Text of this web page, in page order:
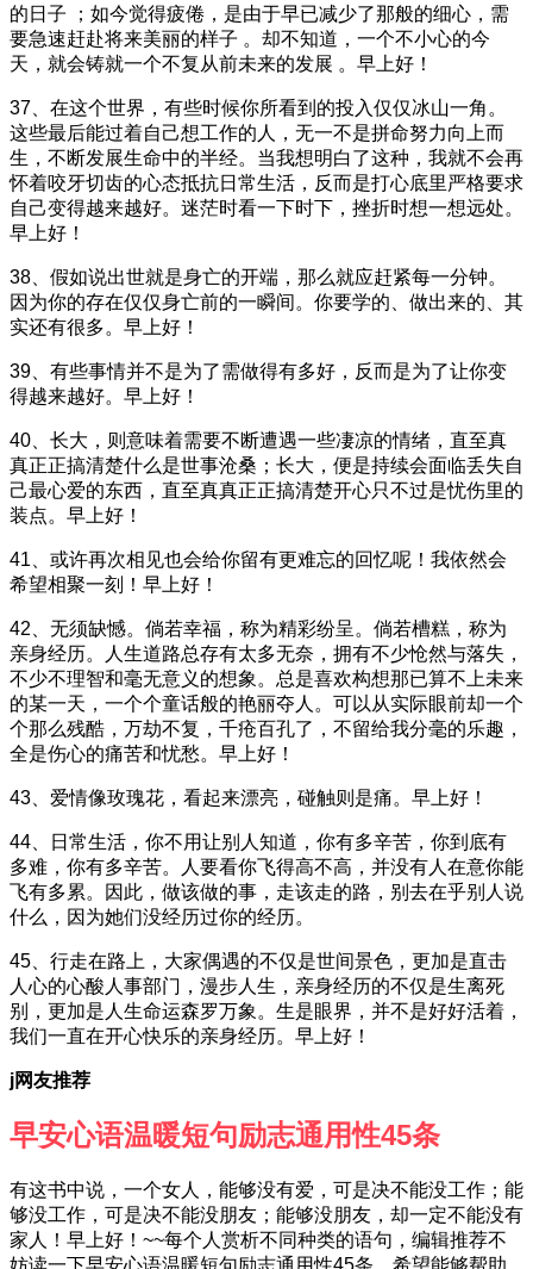
的日子 ；如今觉得疲倦，是由于早已减少了那般的细心，需
要急速赶赴将来美丽的样子 。却不知道，一个不小心的今
天，就会铸就一个不复从前未来的发展 。早上好！
37、在这个世界，有些时候你所看到的投入仅仅冰山一角。
这些最后能过着自己想工作的人，无一不是拼命努力向上而
生，不断发展生命中的半经。当我想明白了这种，我就不会再
怀着咬牙切齿的心态抵抗日常生活，反而是打心底里严格要求
自己变得越来越好。迷茫时看一下时下，挫折时想一想远处。
早上好！
38、假如说出世就是身亡的开端，那么就应赶紧每一分钟。
因为你的存在仅仅身亡前的一瞬间。你要学的、做出来的、其
实还有很多。早上好！
39、有些事情并不是为了需做得有多好，反而是为了让你变
得越来越好。早上好！
40、长大，则意味着需要不断遭遇一些凄凉的情绪，直至真
真正正搞清楚什么是世事沧桑；长大，便是持续会面临丢失自
己最心爱的东西，直至真真正正搞清楚开心只不过是忧伤里的
装点。早上好！
41、或许再次相见也会给你留有更难忘的回忆呢！我依然会
希望相聚一刻！早上好！
42、无须缺憾。倘若幸福，称为精彩纷呈。倘若槽糕，称为
亲身经历。人生道路总存有太多无奈，拥有不少怆然与落失，
不少不理智和毫无意义的想象。总是喜欢构想那已算不上未来
的某一天，一个个童话般的艳丽夺人。可以从实际眼前却一个
个那么残酷，万劫不复，千疮百孔了，不留给我分毫的乐趣，
全是伤心的痛苦和忧愁。早上好！
43、爱情像玫瑰花，看起来漂亮，碰触则是痛。早上好！
44、日常生活，你不用让别人知道，你有多辛苦，你到底有
多难，你有多辛苦。人要看你飞得高不高，并没有人在意你能
飞有多累。因此，做该做的事，走该走的路，别去在乎别人说
什么，因为她们没经历过你的经历。
45、行走在路上，大家偶遇的不仅是世间景色，更加是直击
人心的心酸人事部门，漫步人生，亲身经历的不仅是生离死
别，更加是人生命运森罗万象。生是眼界，并不是好好活着，
我们一直在开心快乐的亲身经历。早上好！
j网友推荐
早安心语温暖短句励志通用性45条
有这书中说，一个女人，能够没有爱，可是决不能没工作；能
够没工作，可是决不能没朋友；能够没朋友，却一定不能没有
家人！早上好！~~每个人赏析不同种类的语句，编辑推荐不